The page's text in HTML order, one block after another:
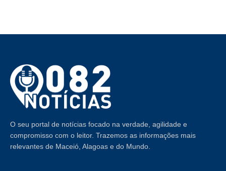
O seu portal de notícias focado na verdade, agilidade e
compromisso com o leitor. Trazemos as informações mais
relevantes de Maceió, Alagoas e do Mundo.